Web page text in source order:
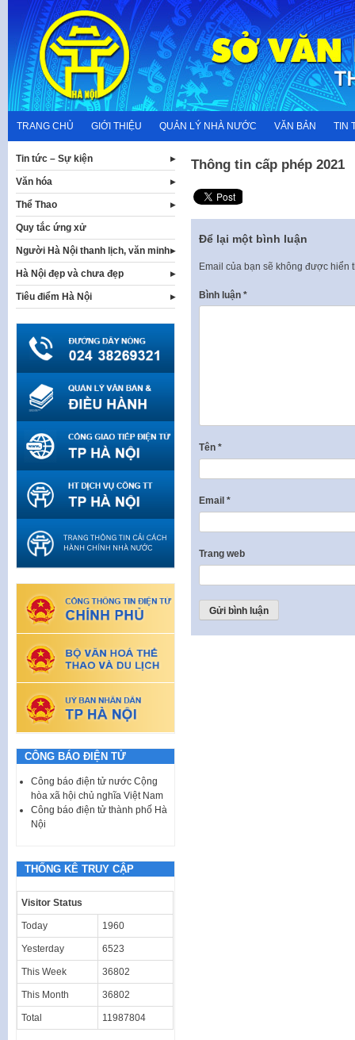
content
TRANG CHỦ GIỚI THIỆU QUẢN LÝ NHÀ NƯỚC VĂN BẢN TIN
Thông tin cấp phép 2021
Để lại một bình luận
Email của bạn sẽ không được hiển
Bình luận *
Tên *
Email *
Trang web
Tin tức – Sự kiện
Văn hóa
Thể Thao
Quy tắc ứng xử
Người Hà Nội thanh lịch, văn minh
Hà Nội đẹp và chưa đẹp
Tiêu điểm Hà Nội
CÔNG BÁO ĐIỆN TỬ
Công báo điện tử nước Cộng
hòa xã hội chủ nghĩa Việt Nam
Công báo điện tử thành phố Hà
Nội
THỐNG KÊ TRUY CẬP
Visitor Status
Today 1960
Yesterday 6523
This Week 36802
This Month 36802
Total 11987804